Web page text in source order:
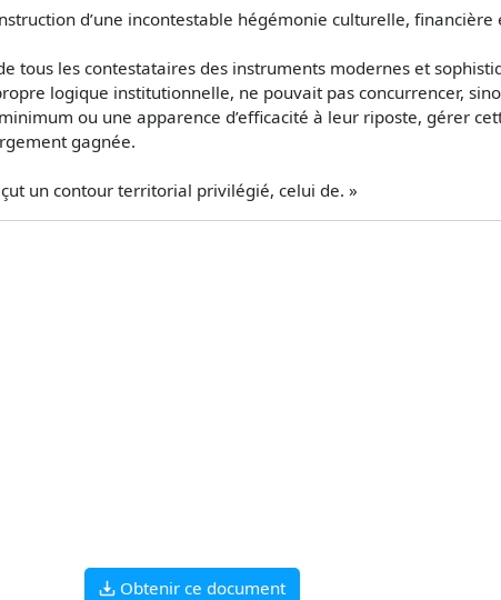
d’une incontestable hégémonie culturelle,
tous les contestataires des instruments modernes et
logique institutionnelle, ne pouvait pas concurrencer,
ou une apparence d’efficacité à leur riposte, gérer
gagnée.
un contour territorial privilégié, celui de. »
Obtenir ce document